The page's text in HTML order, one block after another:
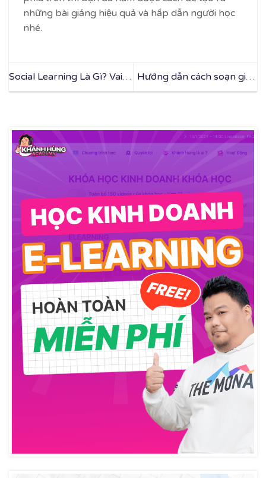
những bài giảng hiệu quả và hấp dẫn người học
nhé.
Social Learning Là Gì? Vai
Trò Của Thuyết Học Tập Xã
Hướng dẫn cách soạn giáo
án dạy học trực tuyến hiệu